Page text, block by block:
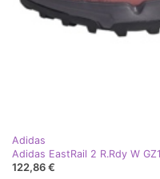
Adidas
Adidas EastRail 2 R.Rdy W
122,86 €